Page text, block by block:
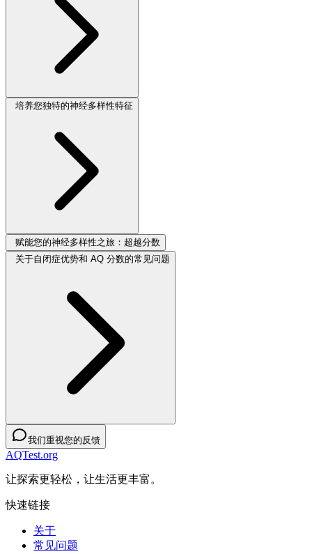
培养您独特的神经多样性特征
赋能您的神经多样性之旅：超越分数
关于自闭症优势和 AQ 分数的常见问题
我们重视您的反馈
AQTest.org
让探索更轻松，让生活更丰富。
快速链接
关于
常见问题